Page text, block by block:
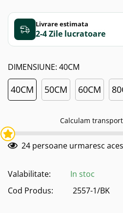
Livrare estimata
2-4 Zile
DIMENSIUNE: 40CM
40CM 50CM 60CM
Calculam
24 persoane urmaresc
Valabilitate:
In stoc
Cod Produs:
2557-1/BK